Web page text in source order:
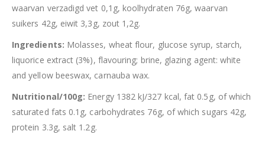
waarvan verzadigd vet 0,1g, koolhydraten 76g, waarvan
suikers 42g, eiwit 3,3g, zout 1,2g.
Ingredients: Molasses, wheat flour, glucose syrup, starch,
liquorice extract (3%), flavouring; brine, glazing agent: white
and yellow beeswax, carnauba wax.
Nutritional/100g: Energy 1382 kJ/327 kcal, fat 0.5g, of which
saturated fats 0.1g, carbohydrates 76g, of which sugars 42g,
protein 3.3g, salt 1.2g.